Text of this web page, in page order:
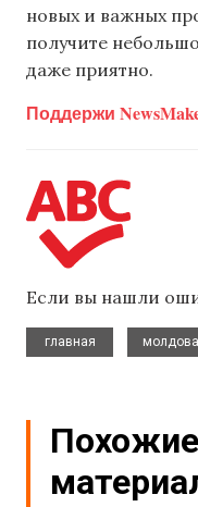
новых и важных
получите
даже приятно.
Поддержи
Если вы нашли
главная
молдова
Похожие